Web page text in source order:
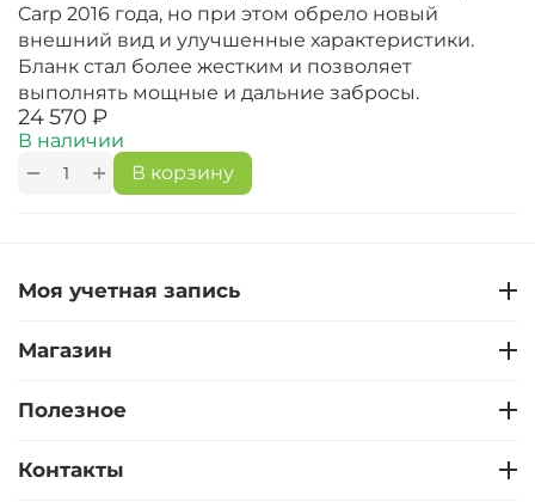
Carp 2016 года, но при этом обрело новый
внешний вид и улучшенные характеристики.
Бланк стал более жестким и позволяет
выполнять мощные и дальние забросы.
‍24 570‍ ₽
В наличии
+
− В корзину
Моя учетная запись
Магазин
Полезное
Контакты